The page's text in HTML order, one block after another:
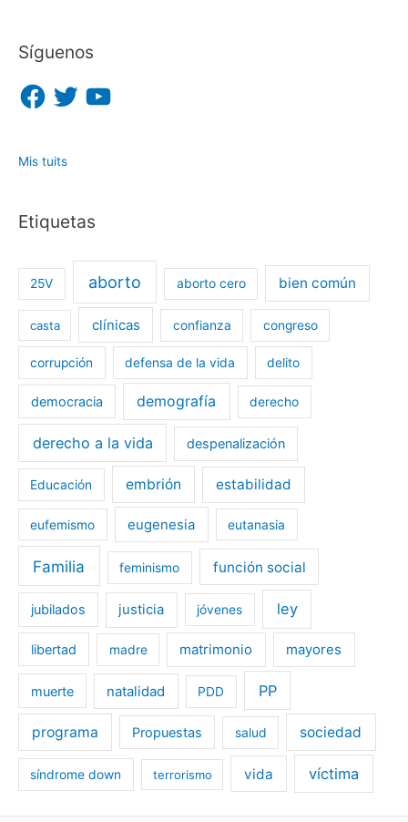
Síguenos
F
a
c
o
k
T
w
r
Y
o
Mis tuits
Etiquetas
25V aborto aborto cero bien común
casta clínicas confianza congreso
corrupción defensa de la vida delito
democracia demografía derecho
derecho a la vida despenalización
Educación embrión estabilidad
eufemismo eugenesia eutanasia
Familia feminismo función social
jubilados justicia jóvenes ley
libertad madre matrimonio mayores
muerte natalidad PDD PP
programa Propuestas salud sociedad
síndrome down terrorismo vida víctima